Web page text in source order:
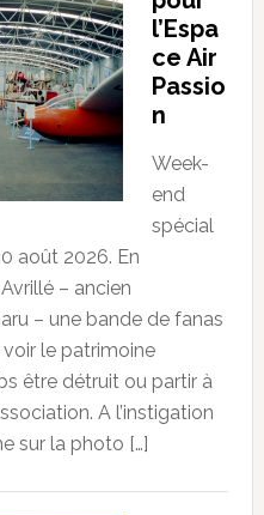
l’Espa
ce Air
Passio
n
Week-
end
spécial
août 2026. En
– ancien
– une bande de fanas
voir le patrimoine
être détruit ou partir à
A l’instigation
sur la photo […]